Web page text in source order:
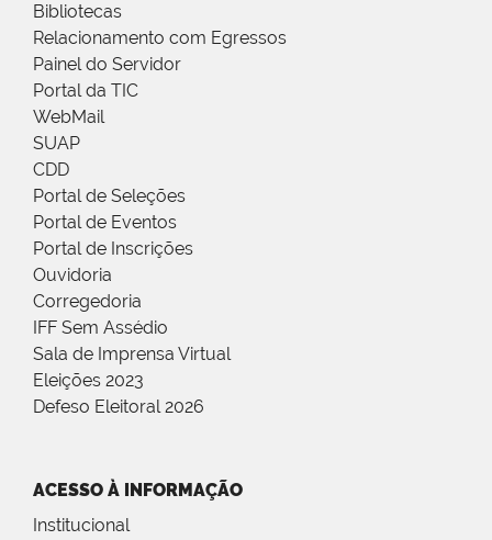
Bibliotecas
Relacionamento com Egressos
Painel do Servidor
Portal da TIC
WebMail
SUAP
CDD
Portal de Seleções
Portal de Eventos
Portal de Inscrições
Ouvidoria
Corregedoria
IFF Sem Assédio
Sala de Imprensa Virtual
Eleições 2023
Defeso Eleitoral 2026
ACESSO À INFORMAÇÃO
Institucional